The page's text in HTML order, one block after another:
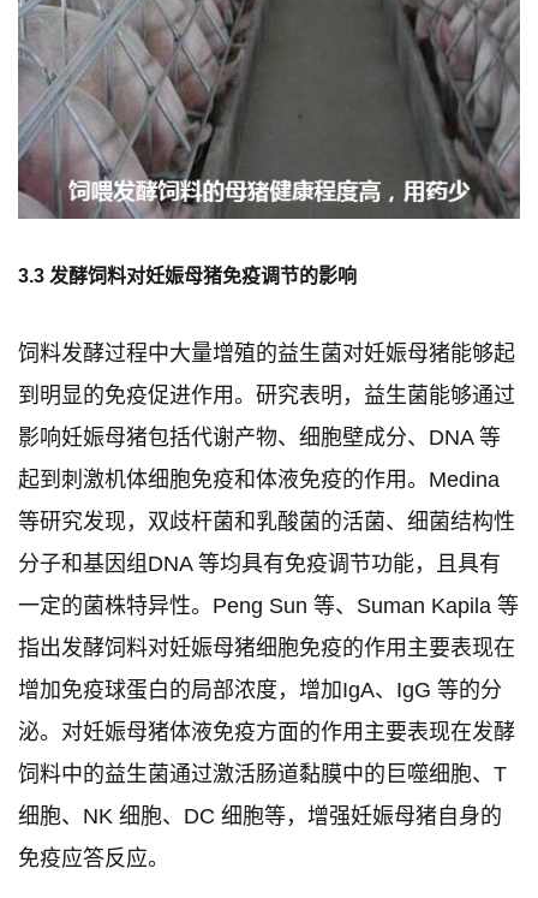
3.3 发酵饲料对妊娠母猪免疫调节的影响
饲料发酵过程中大量增殖的益生菌对妊娠母猪能够起
到明显的免疫促进作用。研究表明，益生菌能够通过
影响妊娠母猪包括代谢产物、细胞壁成分、DNA 等
起到刺激机体细胞免疫和体液免疫的作用。Medina
等研究发现，双歧杆菌和乳酸菌的活菌、细菌结构性
分子和基因组DNA 等均具有免疫调节功能，且具有
一定的菌株特异性。Peng Sun 等、Suman Kapila 等
指出发酵饲料对妊娠母猪细胞免疫的作用主要表现在
增加免疫球蛋白的局部浓度，增加IgA、IgG 等的分
泌。对妊娠母猪体液免疫方面的作用主要表现在发酵
饲料中的益生菌通过激活肠道黏膜中的巨噬细胞、T
细胞、NK 细胞、DC 细胞等，增强妊娠母猪自身的
免疫应答反应。